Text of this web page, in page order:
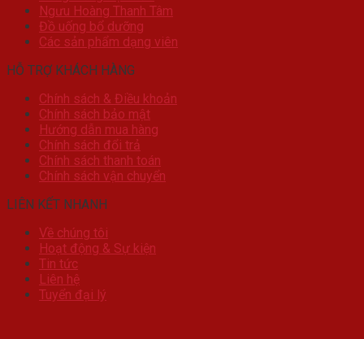
Ngưu Hoàng Thanh Tâm
Đồ uống bổ dưỡng
Các sản phẩm dạng viên
HỖ TRỢ KHÁCH HÀNG
Chính sách & Điều khoản
Chính sách bảo mật
Hướng dẫn mua hàng
Chính sách đổi trả
Chính sách thanh toán
Chính sách vận chuyển
LIÊN KẾT NHANH
Về chúng tôi
Hoạt động & Sự kiện
Tin tức
Liên hệ
Tuyển đại lý